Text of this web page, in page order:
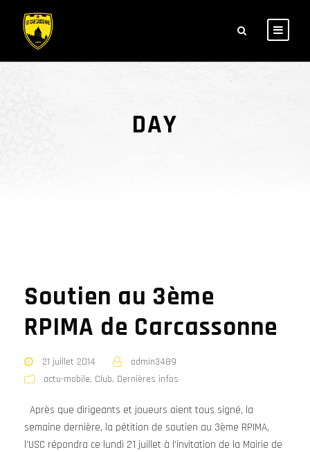
DAY
Soutien au 3ème
RPIMA de Carcassonne
21 juillet 2014
admin3489
actu-mobile, Club, Dernières infos
Après que dirigeants et joueurs aient tous signé, la
semaine dernière, la pétition de soutien au 3ème RPIMA,
l’USC répondra ce lundi 21 juillet à l’invitation de la Mairie de